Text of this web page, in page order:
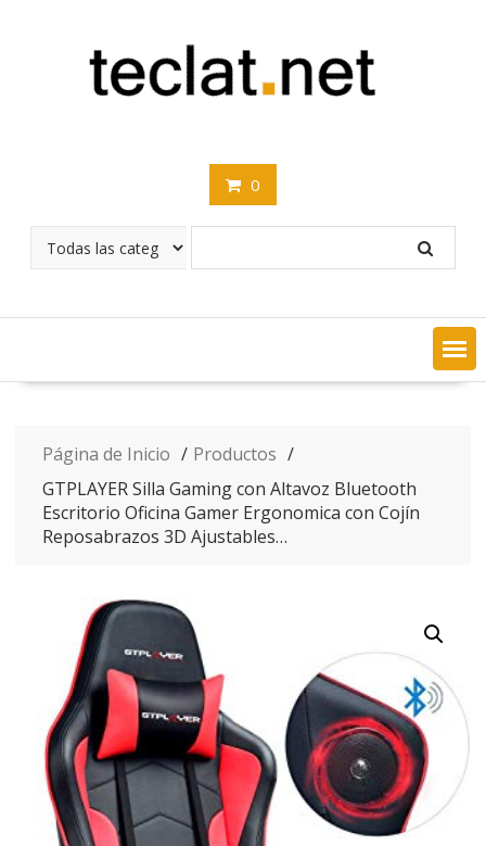
0
Página de Inicio
Productos
GTPLAYER Silla Gaming con Altavoz Bluetooth
Escritorio Oficina Gamer Ergonomica con Cojín
Reposabrazos 3D Ajustables…